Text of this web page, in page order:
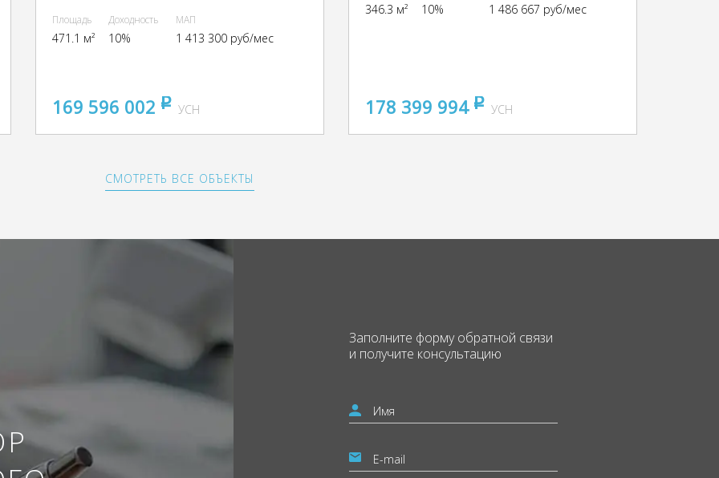
Площадь
471.1 м²
Доходность
10%
МАП
1 413 300 руб/мес
169 596 002 pуб
УСН
346.3 м² 10% 1 486 667 руб/мес
178 399 994 pуб
УСН
СМОТРЕТЬ ВСЕ ОБЪЕКТЫ
Заполните формуобратной связи
и получите консультацию